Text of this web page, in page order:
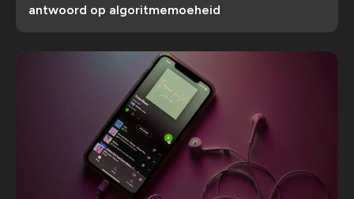
antwoord op algoritmemoeheid